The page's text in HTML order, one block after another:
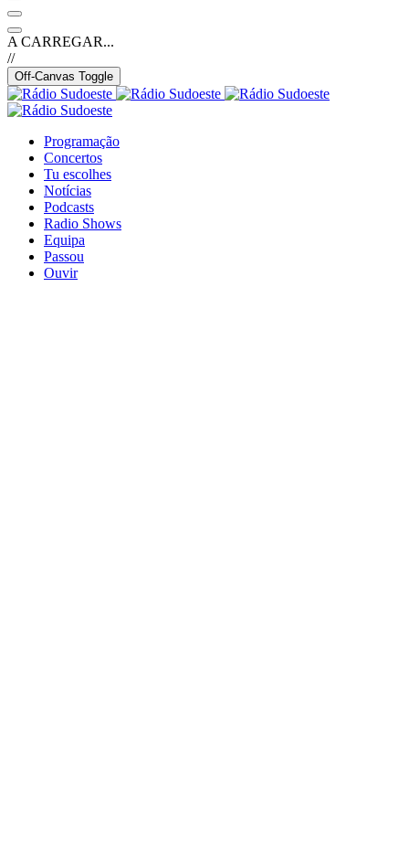
A CARREGAR...
//
Off-Canvas Toggle
Programação
Concertos
Tu escolhes
Notícias
Podcasts
Radio Shows
Equipa
Passou
Ouvir